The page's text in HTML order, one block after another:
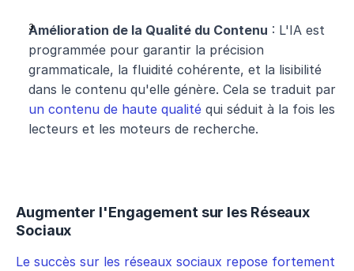
Amélioration de la Qualité du Contenu : L'IA est
programmée pour garantir la précision
grammaticale, la fluidité cohérente, et la lisibilité
un contenu de haute qualité qui séduit à la fois les
lecteurs et les moteurs de recherche.
Augmenter l'Engagement sur les Réseaux
Sociaux
Le succès sur les réseaux sociaux repose fortement